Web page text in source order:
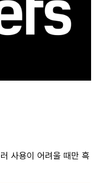
사용이 어려울 때만 흑